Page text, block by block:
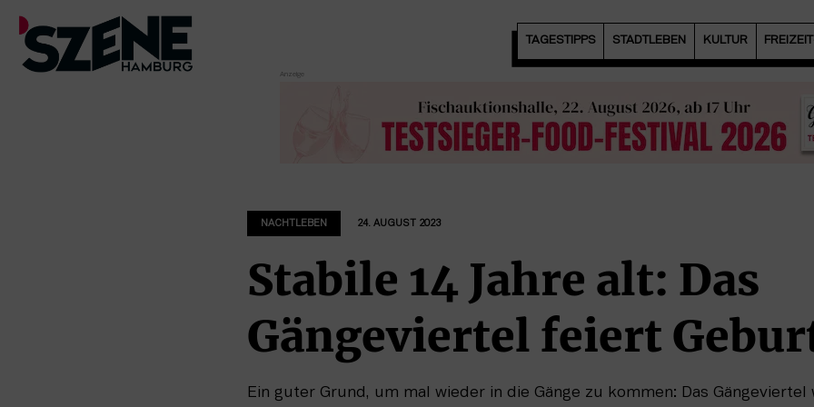
Zum
TAGESTIPPS STADTLEBEN KULTUR
NACHTLEBEN 24. AUGUST 2023
Stabile 14 Jahre alt: Das
Gängeviertel feiert
Ein guter Grund, um mal wieder in die Gänge zu kommen: Das